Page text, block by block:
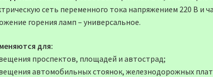
сеть переменного тока напряжением 220 В и
горения ламп – универсальное.
для:
проспектов, площадей и автострад;
автомобильных стоянок, железнодорожных